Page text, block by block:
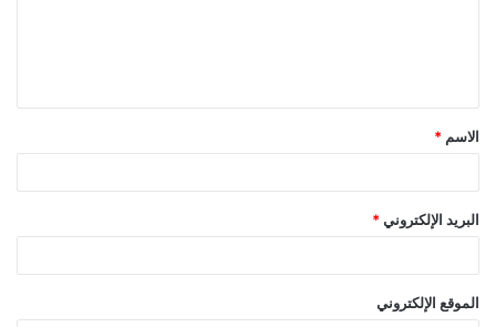
ق
*
الاسم *
البريد الإلكتروني *
الموقع الإلكتروني